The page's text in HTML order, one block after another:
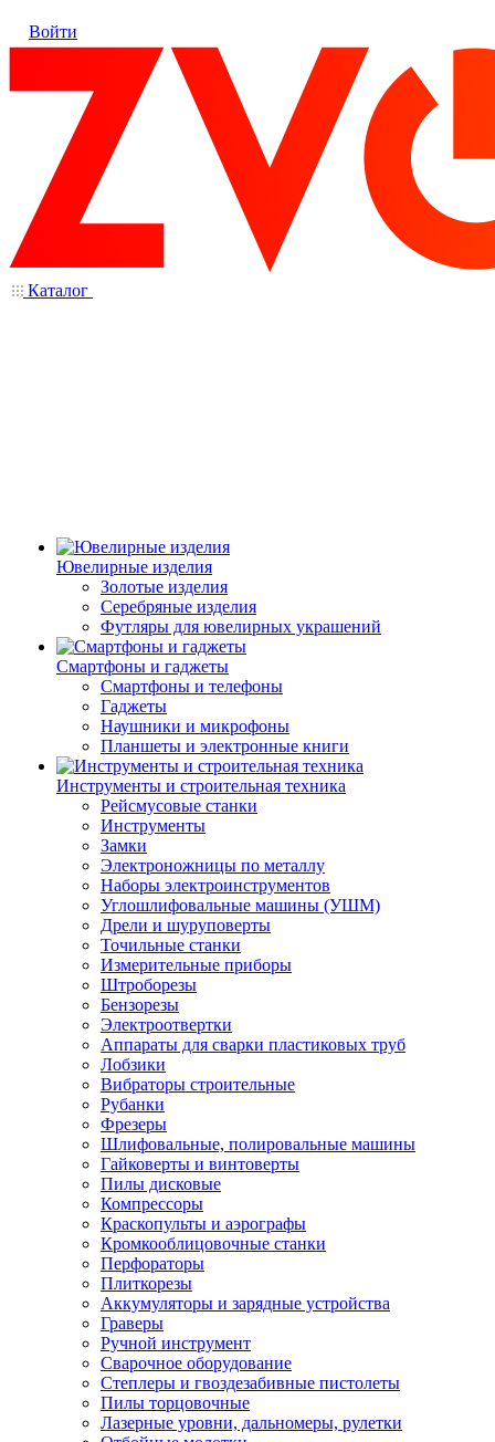
Войти
Каталог
Ювелирные изделия
Золотые изделия
Серебряные изделия
Футляры для ювелирных украшений
Смартфоны и гаджеты
Смартфоны и телефоны
Гаджеты
Наушники и микрофоны
Планшеты и электронные книги
Инструменты и строительная техника
Рейсмусовые станки
Инструменты
Замки
Электроножницы по металлу
Наборы электроинструментов
Углошлифовальные машины (УШМ)
Дрели и шуруповерты
Точильные станки
Измерительные приборы
Штроборезы
Бензорезы
Электроотвертки
Аппараты для сварки пластиковых труб
Лобзики
Вибраторы строительные
Рубанки
Фрезеры
Шлифовальные, полировальные машины
Гайковерты и винтоверты
Пилы дисковые
Компрессоры
Краскопульты и аэрографы
Кромкооблицовочные станки
Перфораторы
Плиткорезы
Аккумуляторы и зарядные устройства
Граверы
Ручной инструмент
Сварочное оборудование
Степлеры и гвоздезабивные пистолеты
Пилы торцовочные
Лазерные уровни, дальномеры, рулетки